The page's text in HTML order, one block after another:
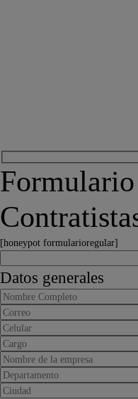
[honeypot formularioregular]
Datos generales